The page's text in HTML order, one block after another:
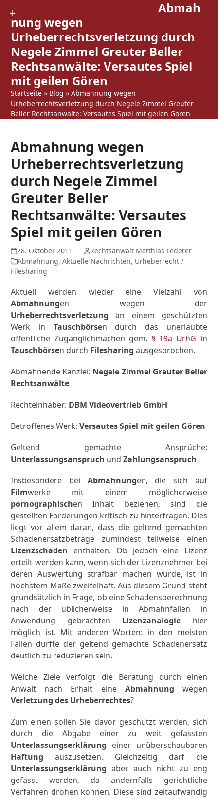
content
Show
notice
Open
mobile
menu
Close
mobile
menu
Abmah
nung wegen
Urheberrechtsverletzung durch
Negele Zimmel Greuter Beller
Rechtsanwälte: Versautes Spiel
mit geilen Gören
Startseite » Blog »Abmahnung wegen
Urheberrechtsverletzung durch Negele Zimmel Greuter
Beller Rechtsanwälte: Versautes Spiel mit geilen Gören
Abmahnung wegen
Urheberrechtsverletzung
durch Negele Zimmel
Greuter Beller
Rechtsanwälte: Versautes
Spiel mit geilen Gören
28. Oktober 2011
Rechtsanwalt Matthias Lederer
Abmahnung,Aktuelle Nachrichten, Urheberrecht /
Filesharing
Aktuell werden wieder eine Vielzahl von
Abmahnungen wegen der
Urheberrechtsverletzung an einem geschützten
Werk in Tauschbörsen durch das unerlaubte
öffentliche Zugänglichmachen gem. § 19a UrhG in
Tauschbörsen durch Filesharing ausgesprochen.
Abmahnende Kanzlei: Negele Zimmel Greuter Beller
Rechtsanwälte
Rechteinhaber: DBM Videovertrieb GmbH
Betroffenes Werk:Versautes Spiel mit geilen Gören
Geltend gemachte Ansprüche:
Unterlassungsanspruch undZahlungsanspruch
Insbesondere bei Abmahnungen, die sich auf
Filmwerke mit einem möglicherweise
pornographischen Inhalt beziehen, sind die
gestellten Forderungen kritisch zu hinterfragen. Dies
liegt vor allem daran, dass die geltend gemachten
Schadenersatzbeträge zumindest teilweise einen
Lizenzschaden enthalten. Ob jedoch eine Lizenz
erteilt werden kann, wenn sich der Lizenznehmer bei
deren Auswertung strafbar machen würde, ist in
höchstem Maße zweifelhaft. Aus diesem Grund steht
grundsätzlich in Frage, ob eine Schadensberechnung
nach der üblicherweise in Abmahnfällen in
Anwendung gebrachten Lizenzanalogie hier
möglich ist. Mit anderen Worten: in den meisten
Fällen dürfte der geltend gemachte Schadenersatz
deutlich zu reduzieren sein.
Welche Ziele verfolgt die Beratung durch einen
Anwalt nach Erhalt eine Abmahnung wegen
Verletzung des Urheberrechtes?
Zum einen sollen Sie davor geschützt werden, sich
durch die Abgabe einer zu weit gefassten
Unterlassungserklärung einer unüberschaubaren
Haftung auszusetzen. Gleichzeitig darf die
Unterlassungserklärung aber auch nicht zu eng
gefasst werden, da andernfalls gerichtliche
Verfahren drohen können. Diese sind zeitaufwändig